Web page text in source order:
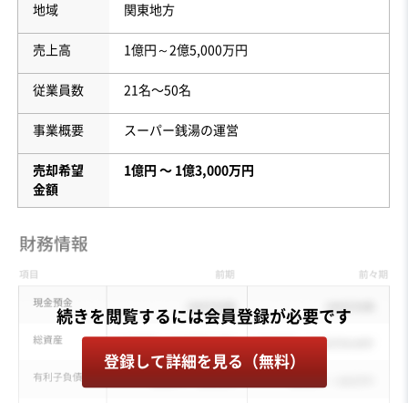
地域 関東地方
売上高 1億円～2億5,000万円
従業員数 21名〜50名
事業概要 スーパー銭湯の運営
売却希望
金額
1億円 〜 1億3,000万円
登録して詳細を見る（無料）